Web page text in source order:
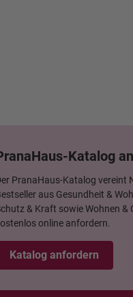
Katalog
PranaHaus-Katalog vereint
aus Gesundheit &
& Kraft sowie Wohnen &
online anfordern.
Katalog anfordern